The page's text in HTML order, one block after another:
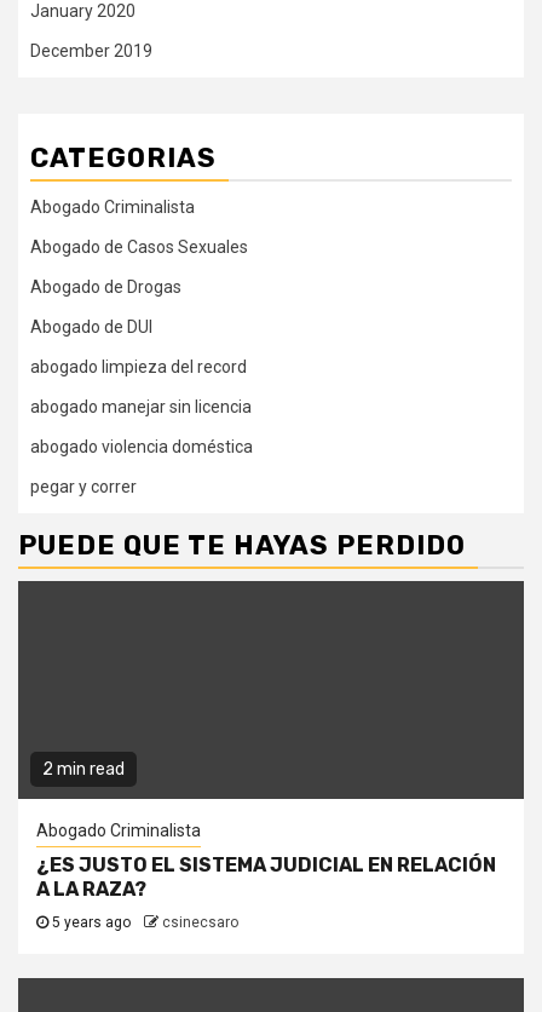
January 2020
December 2019
CATEGORIAS
Abogado Criminalista
Abogado de Casos Sexuales
Abogado de Drogas
Abogado de DUI
abogado limpieza del record
abogado manejar sin licencia
abogado violencia doméstica
pegar y correr
PUEDE QUE TE HAYAS PERDIDO
2 min read
Abogado Criminalista
¿ES JUSTO EL SISTEMA JUDICIAL EN RELACIÓN
A LA RAZA?
5 years ago csinecsaro